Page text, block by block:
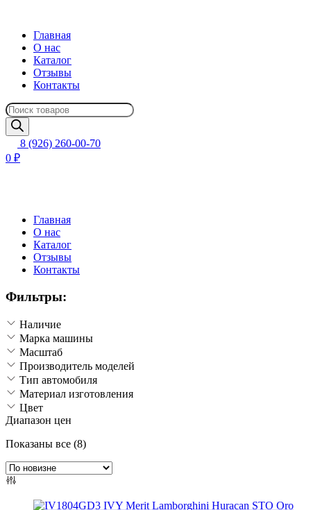
Главная
О нас
Каталог
Отзывы
Контакты
Поиск
товаров
8 (926) 260-00-70
0 ₽
Главная
О нас
Каталог
Отзывы
Контакты
Фильтры:
Наличие
Марка машины
Масштаб
Производитель моделей
Тип автомобиля
Материал изготовления
Цвет
Диапазон цен
Показаны все (8)Сортировка:
недавние